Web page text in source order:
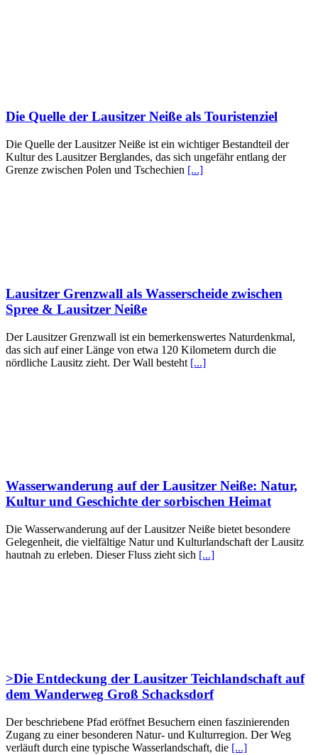
Die Quelle der Lausitzer Neiße als Touristenziel
Die Quelle der Lausitzer Neiße ist ein wichtiger Bestandteil der
Kultur des Lausitzer Berglandes, das sich ungefähr entlang der
Grenze zwischen Polen und Tschechien [...]
Lausitzer Grenzwall als Wasserscheide zwischen
Spree & Lausitzer Neiße
Der Lausitzer Grenzwall ist ein bemerkenswertes Naturdenkmal,
das sich auf einer Länge von etwa 120 Kilometern durch die
nördliche Lausitz zieht. Der Wall besteht [...]
Wasserwanderung auf der Lausitzer Neiße: Natur,
Kultur und Geschichte der sorbischen Heimat
Die Wasserwanderung auf der Lausitzer Neiße bietet besondere
Gelegenheit, die vielfältige Natur und Kulturlandschaft der Lausitz
hautnah zu erleben. Dieser Fluss zieht sich [...]
>Die Entdeckung der Lausitzer Teichlandschaft auf
dem Wanderweg Groß Schacksdorf
Der beschriebene Pfad eröffnet Besuchern einen faszinierenden
Zugang zu einer besonderen Natur- und Kulturregion. Der Weg
verläuft durch eine typische Wasserlandschaft, die [...]